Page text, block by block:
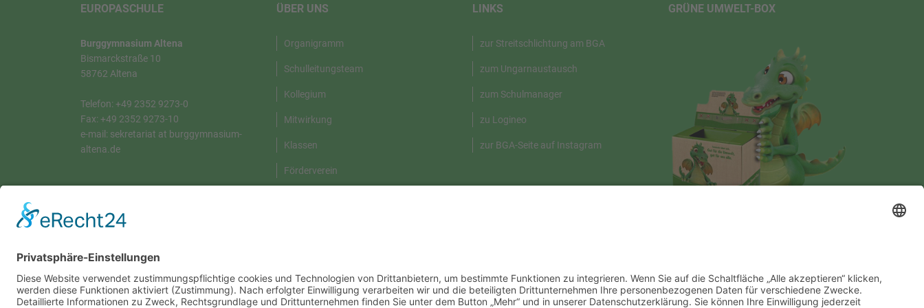
EUROPASCHULE
Burggymnasium Altena
Bismarckstraße 10
58762 Altena
Telefon: +49 2352 9273-0
Fax: +49 2352 9273-10
e-mail: sekretariat at burggymnasium-
altena.de
Kontakt
Impressum
Disclaimer
ÜBER UNS
Organigramm
Schulleitungsteam
Kollegium
Mitwirkung
Klassen
Förderverein
LINKS
zur Streitschlichtung am BGA
zum Ungarnaustausch
zum Schulmanager
zu Logineo
zur BGA-Seite auf Instagram
GRÜNE UMWELT-BOX